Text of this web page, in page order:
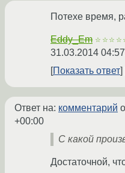
Потехе время,
Eddy_Em
31.03.2014
Показать ответ
Ответ на: комментарий
+00:00
С какой
Достаточной,